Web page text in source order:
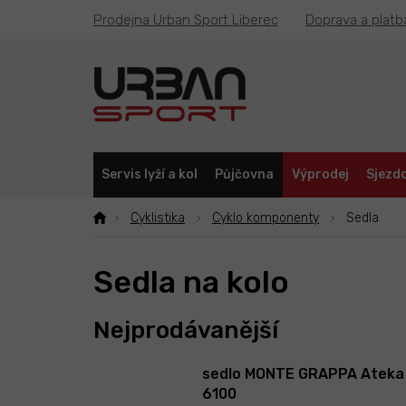
Prodejna Urban Sport Liberec Doprava a
Servis lyží a kol Půjčovna Výprodej
Cyklistika Cyklo komponenty Sedla
Sedla na kolo
Nejprodávanější
sedlo MONTE GRAPPA Ateka
6100